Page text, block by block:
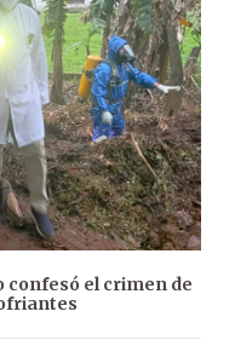
confesó el crimen de